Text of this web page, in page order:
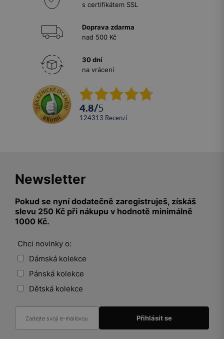
s certifikátem SSL
Doprava zdarma
nad 500 Kč
30 dní
na vrácení
4.8/5
124313 recenzí
Newsletter
Pokud se nyní dodatečně zaregistruješ, získáš
slevu 250 Kč při nákupu v hodnotě minimálně
1000 Kč.
Chci novinky o:
Dámská kolekce
Pánská kolekce
Dětská kolekce